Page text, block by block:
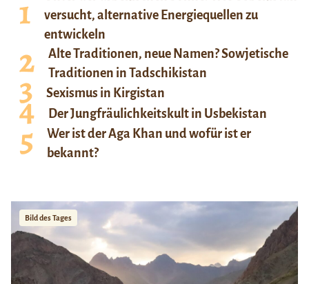
versucht, alternative Energiequellen zu
entwickeln
Alte Traditionen, neue Namen? Sowjetische
Traditionen in Tadschikistan
Sexismus in Kirgistan
Der Jungfräulichkeitskult in Usbekistan
Wer ist der Aga Khan und wofür ist er
bekannt?
Bild des Tages